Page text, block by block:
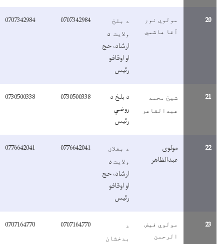
مولوي نور
آغا هاشمي
د بلخ
ولایتد
ارشاد، حج
او اوقافو
رئیس
0707342984
0707342984
شیخ محمد
عبدالقاهر
د بلخ د
روضې
رئیس
0730500338
0730500338
مولوی
عبدالظاهر
د بغلان
ولایت د
ارشاد، حج
او اوقافو
رئیس
0776642041
0776642041
مولوي فیض
الرحمن
بدخشان
0707164770
0707164770